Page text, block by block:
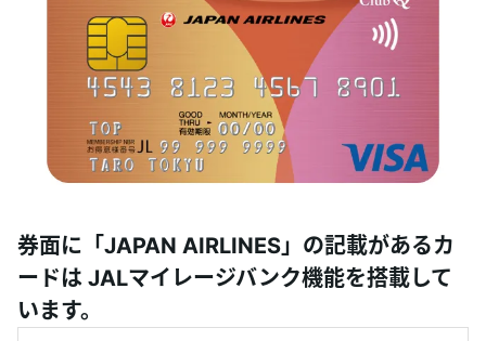
券面に「JAPAN AIRLINES」の記載があるカ
ードは JALマイレージバンク機能を搭載して
います。